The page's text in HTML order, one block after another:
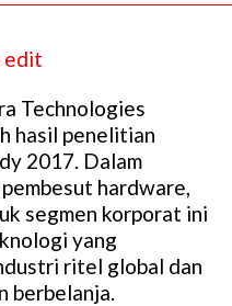
Technologies
hasil penelitian
2017. Dalam
hardware,
segmen korporat ini
yang
ritel global dan
berbelanja.